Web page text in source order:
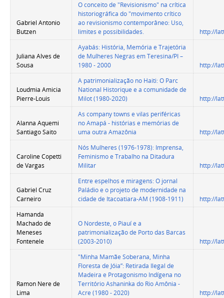
Gabriel Antonio
Butzen
O conceito de "Revisionismo" na crítica
historiográfica do "movimento crítico
ao revisionismo contemporâneo: Uso,
limites e possibilidades.
http://
Juliana Alves de
Sousa
Ayabás: História, Memória e Trajetória
de Mulheres Negras em Teresina/PI –
1980 - 2000
http://
Loudmia Amicia
Pierre-Louis
A patrimonialização no Haiti: O Parc
National Historique e a comunidade de
Milot (1980-2020)
http://
Alanna Aquemi
Santiago Saito
As company towns e vilas periféricas
no Amapá - histórias e memórias de
uma outra Amazônia
http://
Caroline Copetti
de Vargas
Nós Mulheres (1976-1978): Imprensa,
Feminismo e Trabalho na Ditadura
Militar
http://
Gabriel Cruz
Carneiro
Entre espelhos e miragens: O jornal
Paládio e o projeto de modernidade na
cidade de Itacoatiara-AM (1908-1911)
http://
Hamanda
Machado de
Meneses
Fontenele
O Nordeste, o Piauí e a
patrimonialização de Porto das Barcas
(2003-2010)
http://
Ramon Nere de
Lima
"Minha Mamãe Soberana, Minha
Floresta de Jóia”: Retirada Ilegal de
Madeira e Protagonismo Indígena no
Território Ashaninka do Rio Amônia -
Acre (1980 - 2020)
http://